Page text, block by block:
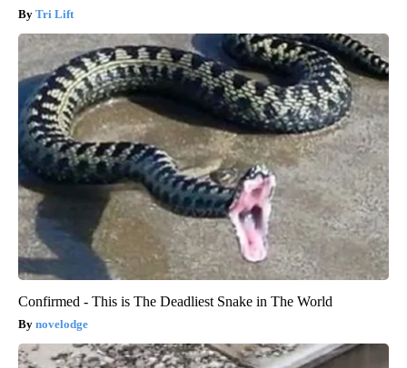
Tri Lift
Confirmed - This is The Deadliest Snake in The World
novelodge